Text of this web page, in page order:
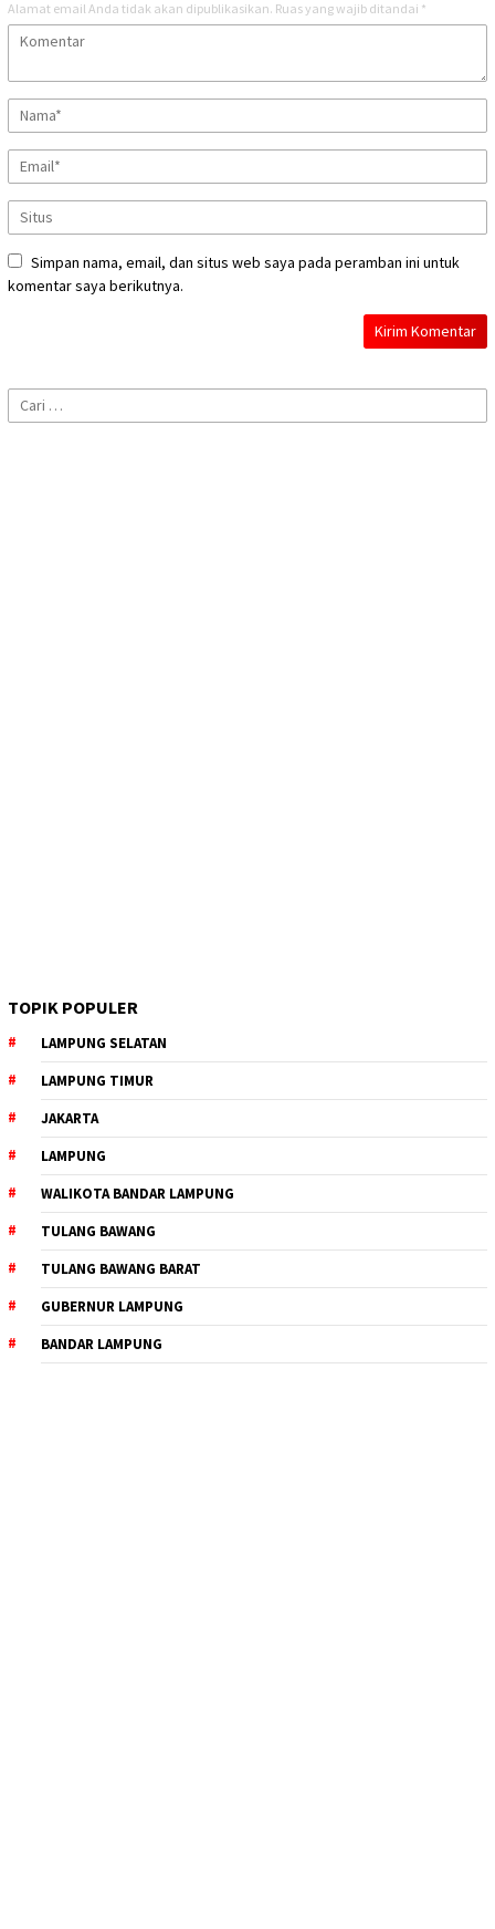
Alamat email Anda tidak akan dipublikasikan. Ruas yang wajib ditandai *
Simpan nama, email, dan situs web saya pada peramban ini untuk
komentar saya berikutnya.
Cari
untuk:
TOPIK POPULER
LAMPUNG SELATAN
LAMPUNG TIMUR
JAKARTA
LAMPUNG
WALIKOTA BANDAR LAMPUNG
TULANG BAWANG
TULANG BAWANG BARAT
GUBERNUR LAMPUNG
BANDAR LAMPUNG